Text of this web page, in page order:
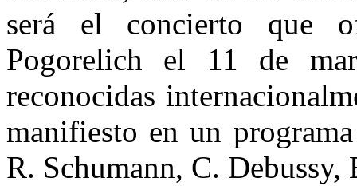
será el concierto que
Pogorelich el 11 de
reconocidas
manifiesto en un
R. Schumann, C.